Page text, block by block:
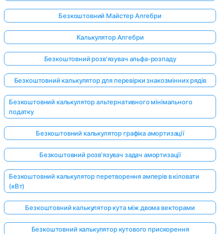
Безкоштовний Майстер Алгебри
Калькулятор Алгебри
Безкоштовний розв'язувач альфа-розпаду
Безкоштовний калькулятор для перевірки знакозмінних рядів
Безкоштовний калькулятор альтернативного мінімального
податку
Безкоштовний калькулятор графіка амортизації
Безкоштовний розв'язувач задач амортизації
Безкоштовний калькулятор перетворення амперів в кіловати
(кВт)
Безкоштовний калькулятор кута між двома векторами
Безкоштовний калькулятор кутового прискорення